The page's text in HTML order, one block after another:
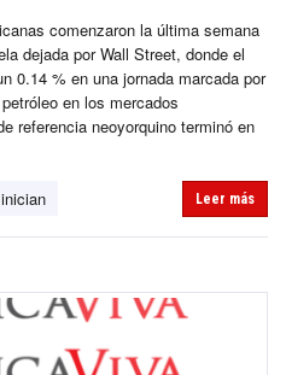
comenzaron la última semana
dejada por Wall Street, donde el
0.14 % en una jornada marcada por
en los mercados
referencia neoyorquino terminó en
inician Leer más